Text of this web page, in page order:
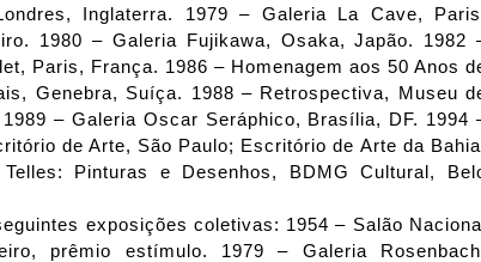
Inglaterra. 1979 – Galeria La Cave,
1980 – Galeria Fujikawa, Osaka, Japão. 1982
Paris, França. 1986 – Homenagem aos 50 Anos
Genebra, Suíça. 1988 – Retrospectiva, Museu
– Galeria Oscar Seráphico, Brasília, DF. 1994
de Arte, São Paulo; Escritório de Arte da
Pinturas e Desenhos, BDMG Cultural,
exposições coletivas: 1954 – Salão Nacional
prêmio estímulo. 1979 – Galeria